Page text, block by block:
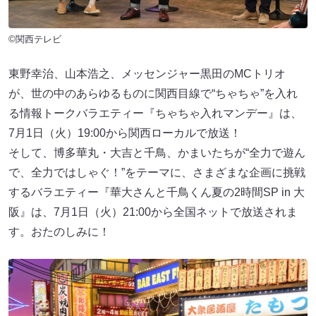
©関西テレビ
東野幸治、山本浩之、メッセンジャー黒田のMCトリオ
が、世の中のあらゆるものに関西目線で“ちゃちゃ”を入れ
る情報トークバラエティー『ちゃちゃ入れマンデー』は、
7月1日（火）19:00から関西ローカルで放送！
そして、博多華丸・大吉と千鳥、かまいたちが“全力で遊ん
で、全力ではしゃぐ！”をテーマに、さまざまな企画に挑戦
するバラエティー『華大さんと千鳥くん夏の2時間SP in 大
阪』は、7月1日（火）21:00から全国ネットで放送されま
す。おたのしみに！